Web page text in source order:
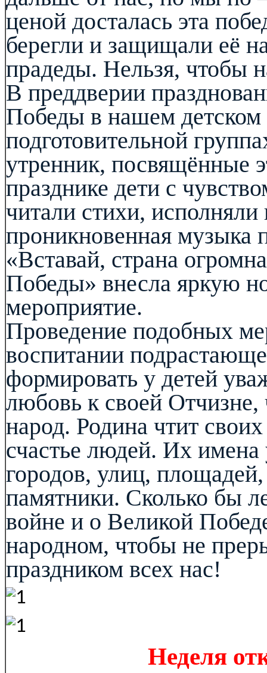
ценой досталась эта
берегли и защищали её
прадеды. Нельзя, чтобы
В преддверии
Победы в нашем детском
подготовительной
утренник, посвящённые
празднике дети с
читали стихи,
проникновенная музыка
«Вставай, страна
Победы» внесла яркую
мероприятие.
Проведение подобных
воспитании
формировать у детей
любовь к своей Отчизне,
народ. Родина чтит
счастье людей. Их имена
городов, улиц,
памятники. Сколько бы
войне и о Великой
народном, чтобы не
праздником всех нас!
Неделя